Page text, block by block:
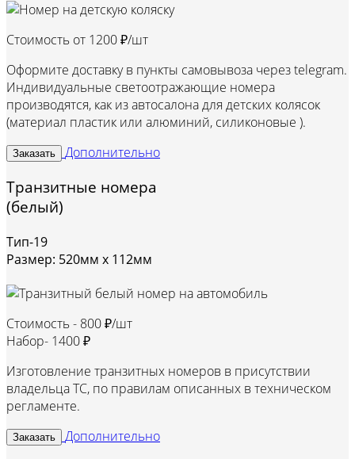
Стоимость от 1200 ₽/шт
Оформите доставку в пункты самовывоза через telegram.
Индивидуальные светоотражающие номера
производятся, как из автосалона для детских колясок
(материал пластик или алюминий, силиконовые ).
Заказать Дополнительно
Транзитные номера
(белый)
Тип-19
Размер: 520мм х 112мм
Стоимость - 800 ₽/шт
Набор- 1400 ₽
Изготовление транзитных номеров в присутствии
владельца ТС, по правилам описанных в техническом
регламенте.
Заказать Дополнительно